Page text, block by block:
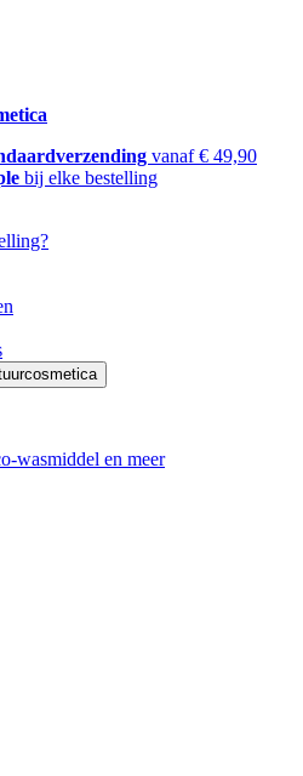
vanaf € 49,90
bij elke bestelling
wasmiddel en meer